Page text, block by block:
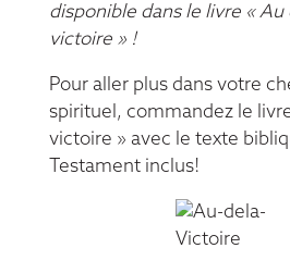
disponible dans le livre « Au
victoire »!
Pour aller plus dans votre
spirituel, commandez le
victoire » avec le texte
Testament inclus!